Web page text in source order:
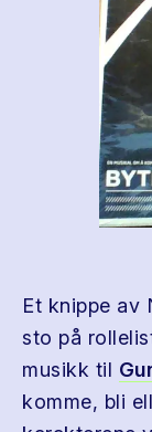
Et knippe av
sto på
musikk til
komme, bli